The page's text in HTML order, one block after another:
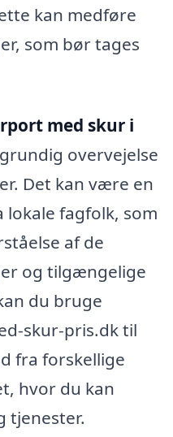
kan medføre
som bør tages
med skur i
overvejelse
Det kan være en
lokale fagfolk, som
af de
og tilgængelige
du bruge
skur-pris.dk til
fra forskellige
hvor du kan
tjenester.